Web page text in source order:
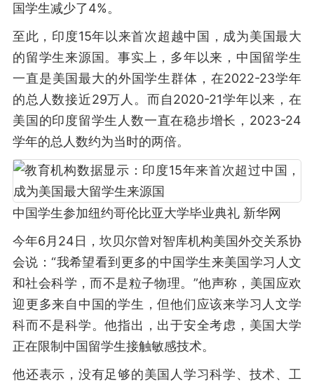
国学生减少了4%。
至此，印度15年以来首次超越中国，成为美国最大
的留学生来源国。事实上，多年以来，中国留学生
一直是美国最大的外国学生群体，在2022-23学年
的总人数接近29万人。而自2020-21学年以来，在
美国的印度留学生人数一直在稳步增长，2023-24
学年的总人数约为当时的两倍。
中国学生参加纽约哥伦比亚大学毕业典礼 新华网
今年6月24日，坎贝尔曾对智库机构美国外交关系协
会说：“我希望看到更多的中国学生来美国学习人文
和社会科学，而不是粒子物理。”他声称，美国应欢
迎更多来自中国的学生，但他们应该来学习人文学
科而不是科学。他指出，出于安全考虑，美国大学
正在限制中国留学生接触敏感技术。
他还表示，没有足够的美国人学习科学、技术、工